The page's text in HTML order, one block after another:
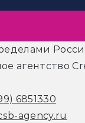
агентство
6851330
agency.ru